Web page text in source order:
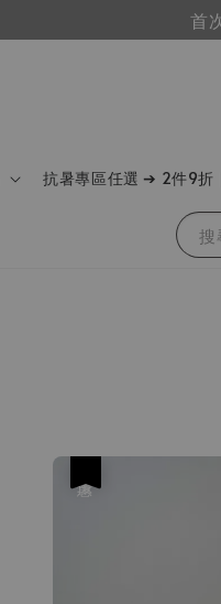
首
搜
抗暑專區任選 ➔ 2件9折